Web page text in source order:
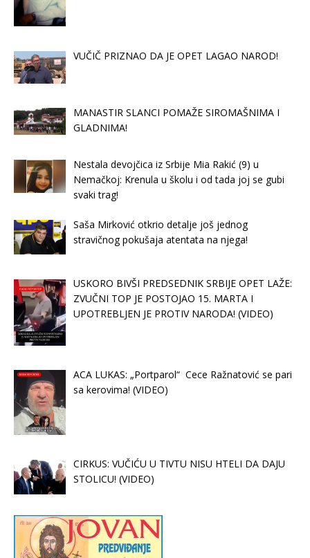
VUČIČ PRIZNAO DA JE OPET LAGAO NAROD!
MANASTIR SLANCI POMAŽE SIROMAŠNIMA I
GLADNIMA!
Nestala devojčica iz Srbije Mia Rakić (9) u
Nemačkoj: Krenula u školu i od tada joj se gubi
svaki trag!
Saša Mirković otkrio detalje još jednog
stravičnog pokušaja atentata na njega!
USKORO BIVŠI PREDSEDNIK SRBIJE OPET LAŽE:
ZVUČNI TOP JE POSTOJAO 15. MARTA I
UPOTREBLJEN JE PROTIV NARODA! (VIDEO)
ACA LUKAS: „Portparol“ Cece Ražnatović se pari
sa kerovima! (VIDEO)
CIRKUS: VUČIĆU U TIVTU NISU HTELI DA DAJU
STOLICU! (VIDEO)